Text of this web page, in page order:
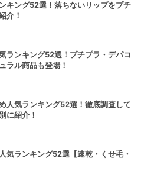
キング52選！落ちないリップをプチ
介！
ランキング52選！プチプラ・デパコ
ラル商品も登場！
人気ランキング52選！徹底調査して
に紹介！
気ランキング52選【速乾・くせ毛・